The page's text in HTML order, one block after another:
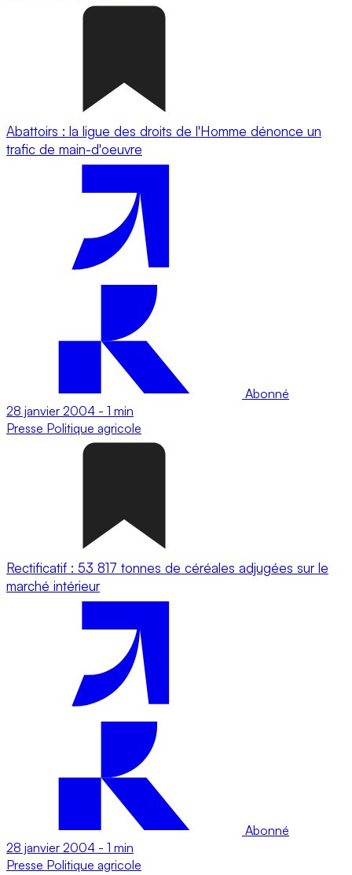
Abattoirs : la ligue des droits de l'Homme dénonce un
trafic de main-d'oeuvre
Abonné
28 janvier 2004 - 1 min
Presse Politique agricole
Rectificatif : 53 817 tonnes de céréales adjugées sur le
marché intérieur
Abonné
28 janvier 2004 - 1 min
Presse Politique agricole